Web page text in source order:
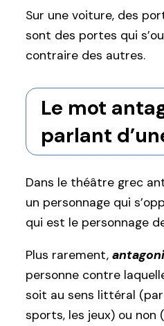
Sur une voiture, des
sont des portes qui
contraire des autres.
Le mot
parlant
Dans le théâtre grec
un personnage qui
qui est le personnage
Plus rarement,
personne contre
soit au sens littéral
sports, les jeux) ou non